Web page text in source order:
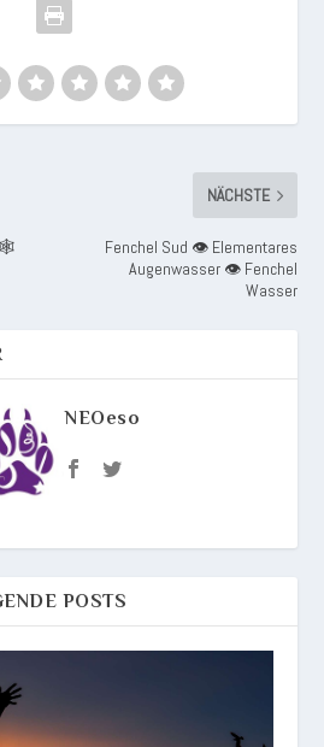
🕸️
NÄCHSTE
Fenchel Sud 👁️ Elementares
Augenwasser 👁️ Fenchel
Wasser
NEOeso
POSTS